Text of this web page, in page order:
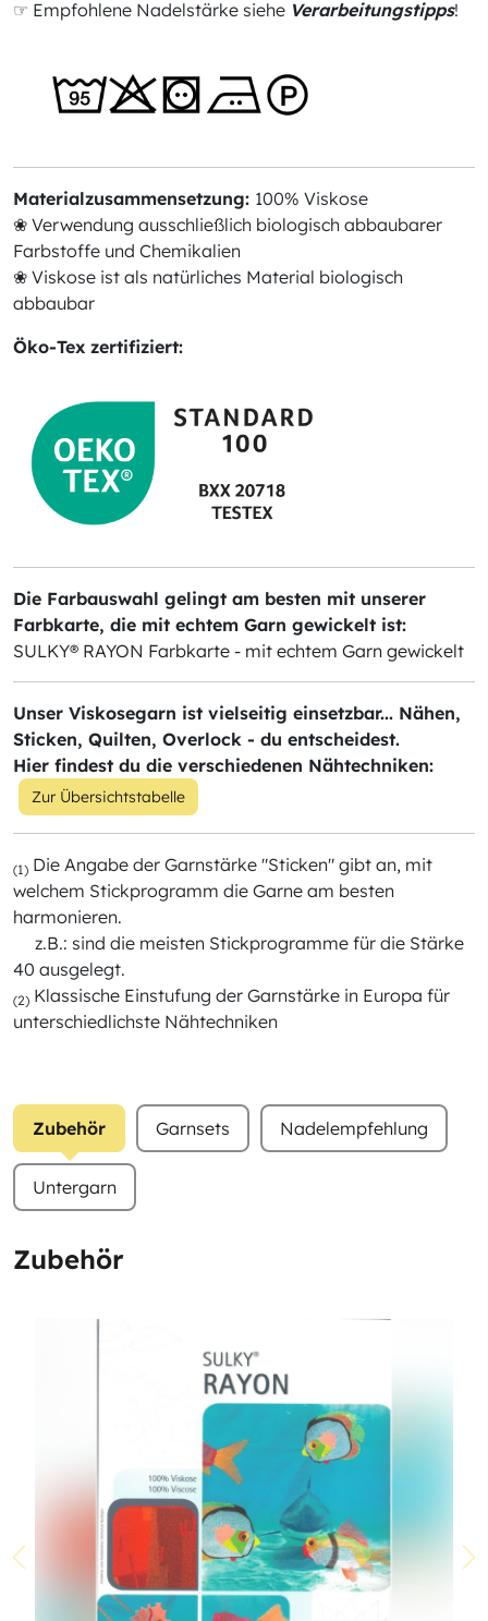
☞ Empfohlene Nadelstärke siehe Verarbeitungstipps!
Materialzusammensetzung: 100% Viskose
❀ Verwendung ausschließlich biologisch abbaubarer
Farbstoffe und Chemikalien
❀ Viskose ist als natürliches Material biologisch
abbaubar
Öko-Tex zertifiziert:
Die Farbauswahl gelingt am besten mit unserer
Farbkarte, die mit echtem Garn gewickelt ist:
SULKY® RAYON Farbkarte - mit echtem Garn gewickelt
Unser Viskosegarn ist vielseitig einsetzbar... Nähen,
Sticken, Quilten, Overlock - du entscheidest.
Hier findest du die verschiedenen Nähtechniken:
Zur Übersichtstabelle
(1) Die Angabe der Garnstärke "Sticken" gibt an, mit
welchem Stickprogramm die Garne am besten
harmonieren.
z.B.: sind die meisten Stickprogramme für die Stärke
40 ausgelegt.
(2) Klassische Einstufung der Garnstärke in Europa für
unterschiedlichste Nähtechniken
Zubehör Garnsets Nadelempfehlung
Untergarn
Zubehör